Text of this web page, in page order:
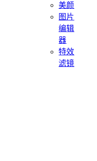
美颜
图片
编辑
器
特效
滤镜